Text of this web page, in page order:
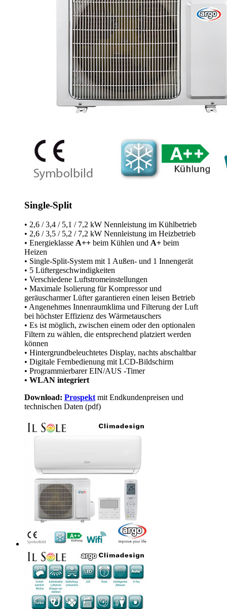
Single-Split
• 2,6 / 3,4 / 5,1 / 7,2 kW Nennleistung im Kühlbetrieb
• 2,6 / 3,5 / 5,2 / 7,2 kW Nennleistung im Heizbetrieb
• Energieklasse A++ beim Kühlen und A+ beim
Heizen
• Single-Split-System mit 1 Außen- und 1 Innengerät
• 5 Lüftergeschwindigkeiten
• Verschiedene Luftstromeinstellungen
• Maximale Isolierung für Kompressor und
geräuscharmer Lüfter garantieren einen leisen Betrieb
• Angenehmes Innenraumklima und Filterung der Luft
bei höchster Effizienz des Wärmetauschers
• Es ist möglich, zwischen einem oder den optionalen
Filtern zu wählen, die entsprechend platziert werden
können
• Hintergrundbeleuchtetes Display, nachts abschaltbar
• Digitale Fernbedienung mit LCD-Bildschirm
• Programmierbarer EIN/AUS -Timer
• WLAN integriert
Download: Prospekt mit Endkundenpreisen und
technischen Daten (pdf)